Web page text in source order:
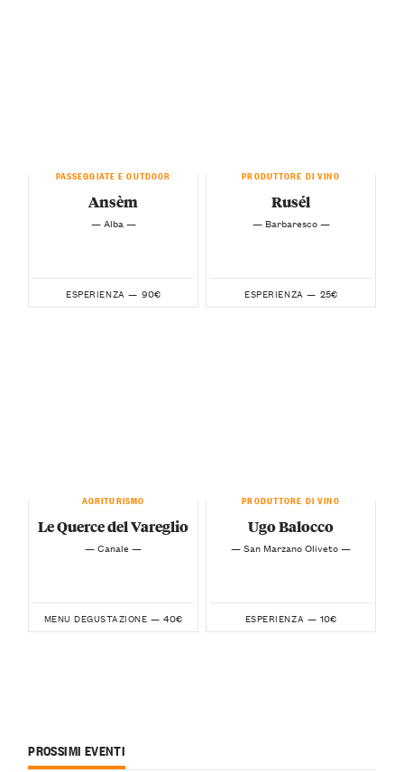
PASSEGGIATE E OUTDOOR
Ansèm
— Alba —
ESPERIENZA — 90€
PRODUTTORE DI VINO
Rusél
— Barbaresco —
ESPERIENZA — 25€
AGRITURISMO
Le Querce del Vareglio
— Canale —
MENU DEGUSTAZIONE — 40€
PRODUTTORE DI VINO
Ugo Balocco
— San Marzano Oliveto —
ESPERIENZA — 10€
PROSSIMI EVENTI